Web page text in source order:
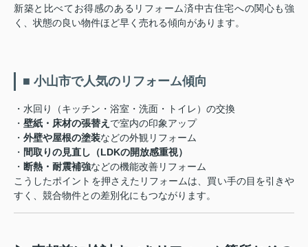
新築と比べてお得感のあるリフォーム済中古住宅への関心も強
く、状態の良い物件ほど早く売れる傾向があります。
■ 小山市で人気のリフォーム傾向
・水回り（キッチン・浴室・洗面・トイレ）の交換
・ 壁紙・床材の張替え で室内の印象アップ
・ 外壁や屋根の塗装などの外観リフォーム
・ 間取りの見直し（LDKの開放感重視）
・ 断熱・耐震補強などの機能改善リフォーム
こうしたポイントを押さえたリフォームは、買い手の目を引きや
すく、競合物件との差別化にもつながります。